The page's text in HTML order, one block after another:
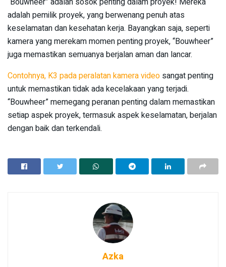
adalah pemilik proyek, yang berwenang penuh atas
keselamatan dan kesehatan kerja. Bayangkan saja, seperti
kamera yang merekam momen penting proyek, “Bouwheer”
juga memastikan semuanya berjalan aman dan lancar.
Contohnya, K3 pada peralatan kamera video sangat penting
untuk memastikan tidak ada kecelakaan yang terjadi.
“Bouwheer” memegang peranan penting dalam memastikan
setiap aspek proyek, termasuk aspek keselamatan, berjalan
dengan baik dan terkendali.
Azka